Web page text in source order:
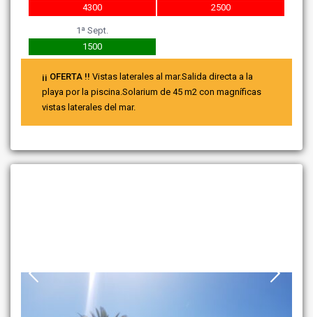
4300
2500
1ª Sept.
1500
¡¡ OFERTA !! Vistas laterales al mar.Salida directa a la
playa por la piscina.Solarium de 45 m2 con magníficas
vistas laterales del mar.